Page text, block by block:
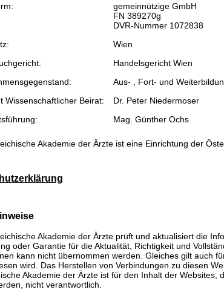
gemeinnützige GmbH
FN 389270g
DVR-Nummer 1072838
Wien
Handelsgericht Wien
Aus- , Fort- und
Wissenschaftlicher Beirat:
Dr. Peter Niedermoser
Mag. Günther Ochs
Akademie der Ärzte ist eine Einrichtung der
Akademie der Ärzte prüft und aktualisiert die
oder Garantie für die Aktualität, Richtigkeit und
kann nicht übernommen werden. Gleiches gilt auch
wird. Das Herstellen von Verbindungen zu diesen
Akademie der Ärzte ist für den Inhalt der Websites,
nicht verantwortlich.